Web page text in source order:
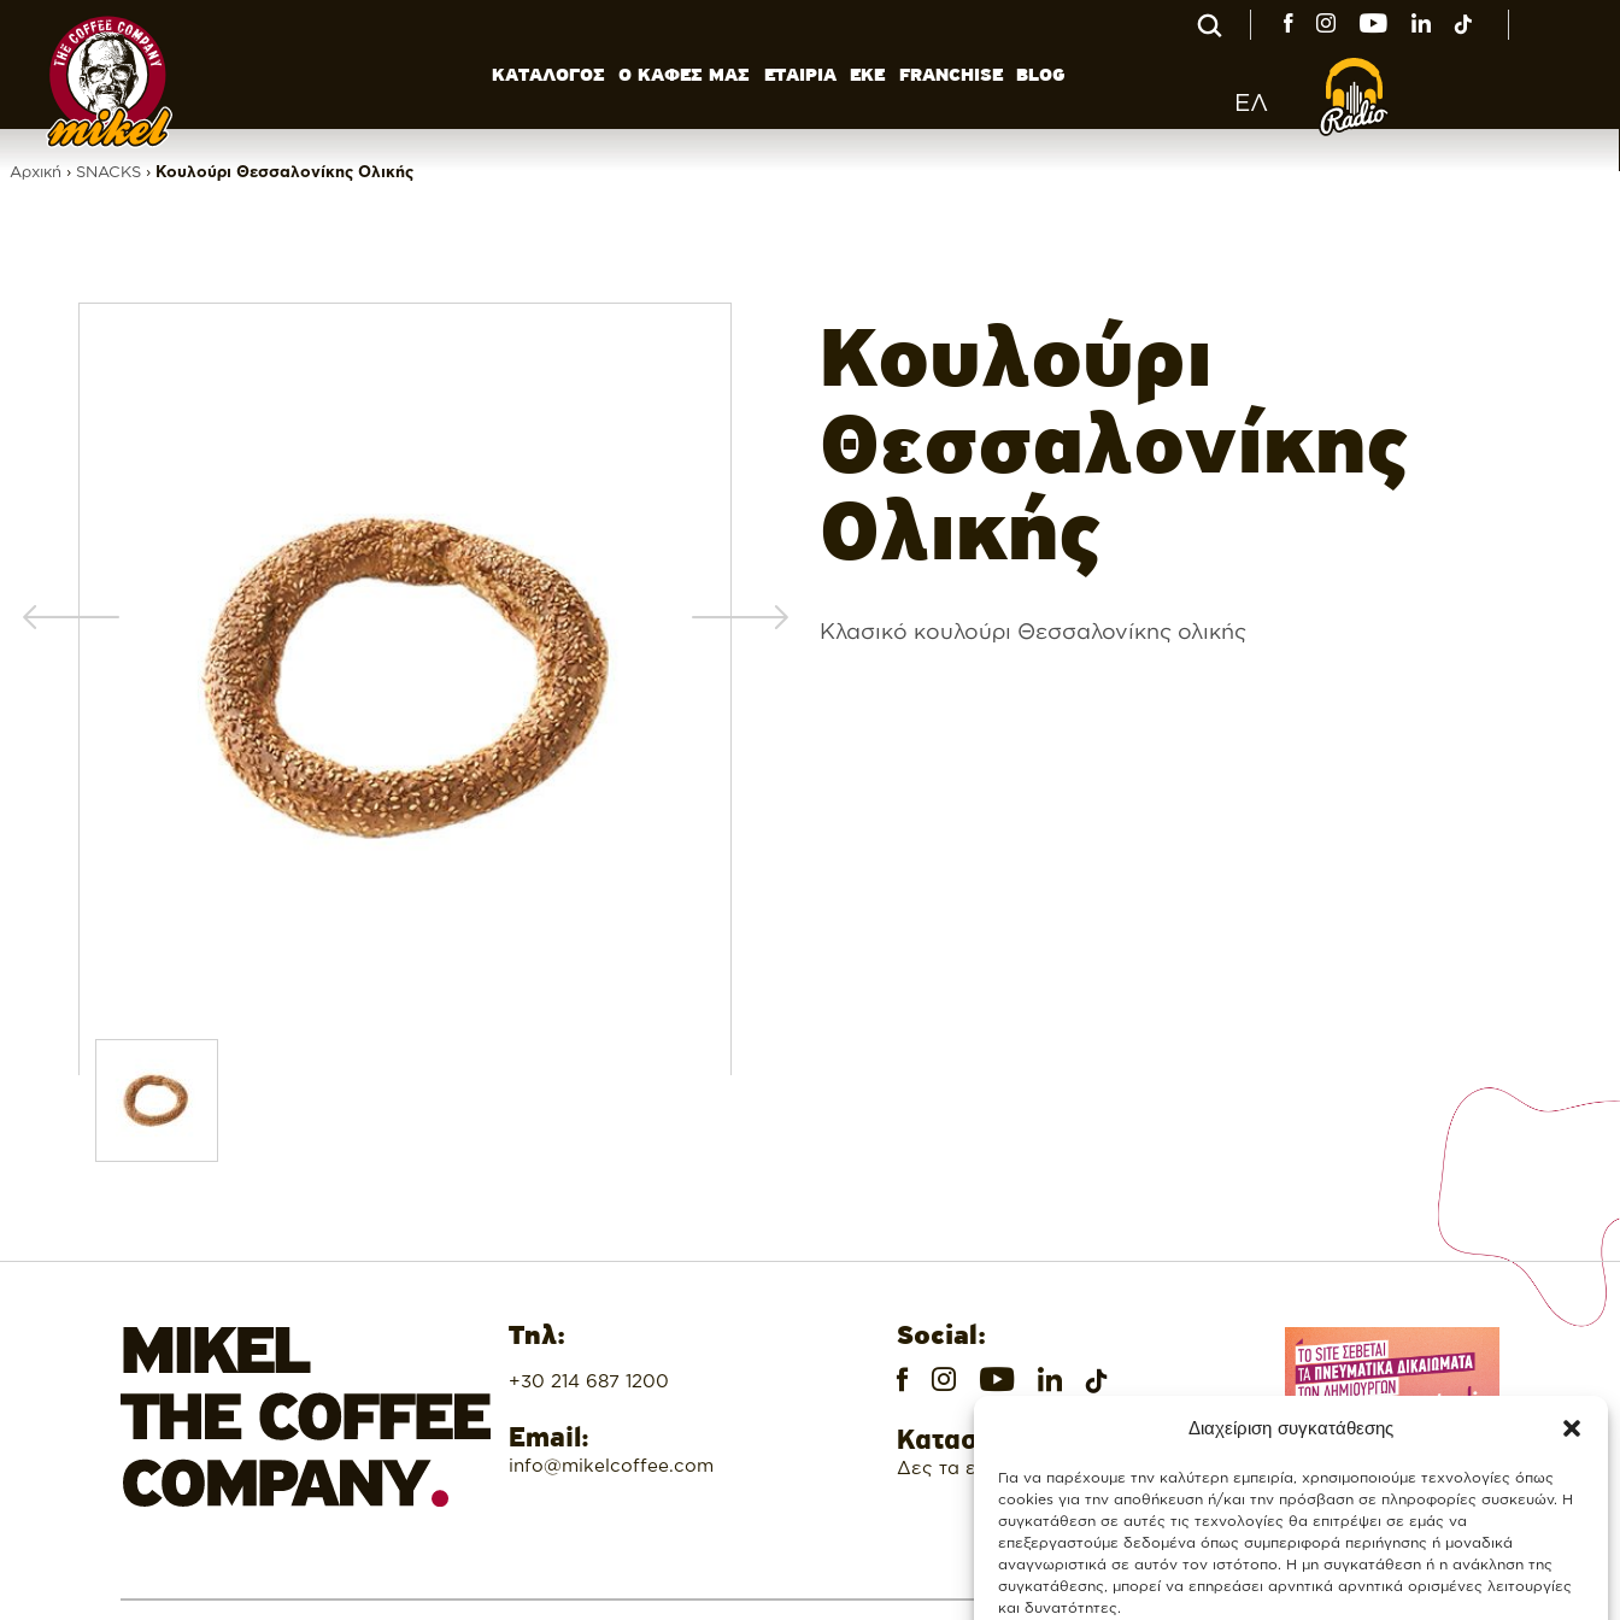
Διαχείριση συγκατάθεσης
Για να παρέχουμε την καλύτερη εμπειρία, χρησιμοποιούμε τεχνολογίες όπως
cookies για την αποθήκευση ή/και την πρόσβαση σε πληροφορίες συσκευών. Η
συγκατάθεση σε αυτές τις τεχνολογίες θα επιτρέψει σε εμάς να
επεξεργαστούμε δεδομένα όπως συμπεριφορά περιήγησης ή μοναδικά
αναγνωριστικά σε αυτόν τον ιστότοπο. Η μη συγκατάθεση ή η ανάκληση της
συγκατάθεσης, μπορεί να επηρεάσει αρνητικά αρνητικά ορισμένες λειτουργίες
και δυνατότητες.
ΚΑΤΑΛΟΓΟΣ Ο ΚΑΦΕΣ ΜΑΣ ΕΤΑΙΡΙΑ ΕΚΕ FRANCHISE BLOG
ΕΛ
Αρχική › SNACKS› Κουλούρι Θεσσαλονίκης Ολικής
Κουλούρι
Θεσσαλονίκης
Ολικής
Κλασικό κουλούρι Θεσσαλονίκης ολικής
Τηλ:
+30 214 687 1200
Email:
info@mikelcoffee.com
Social:
Καταστήματα
Δες τα εδώ